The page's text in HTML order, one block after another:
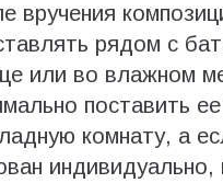
вручения
рядом с
или во влажном
поставить
комнату, а
индивидуально,